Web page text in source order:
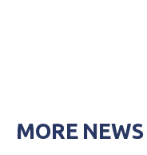
MORE NEWS